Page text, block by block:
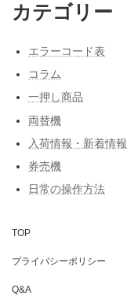
カテゴリー
エラーコード表
コラム
一押し商品
両替機
入荷情報・新着情報
券売機
日常の操作方法
TOP
プライバシーポリシー
Q&A